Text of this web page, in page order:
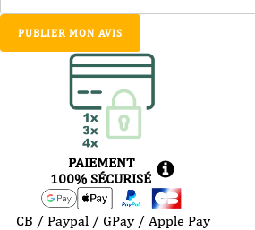
PUBLIER MON AVIS
PAIEMENT
100% SÉCURISÉ
CB / Paypal / GPay / Apple Pay